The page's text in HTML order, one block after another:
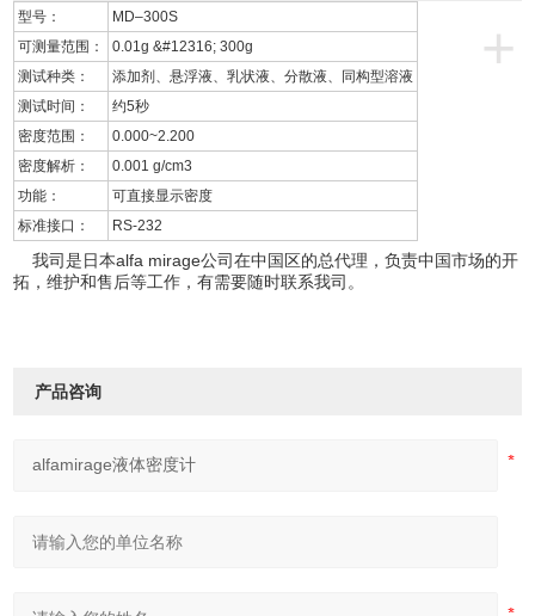
+
型号：
MD–300S
可测量范围：
0.01g&#12316; 300g
测试种类：
添加剂、悬浮液、乳状液、分散液、同构型溶液
测试时间：
约5秒
密度范围：
0.000~2.200
密度解析：
0.001 g/cm3
功能：
可直接显示密度
标准接口：
RS-232
我司是日本alfa mirage公司在中国区的总代理，负责中国市场的开
拓，维护和售后等工作，有需要随时联系我司。
产品咨询